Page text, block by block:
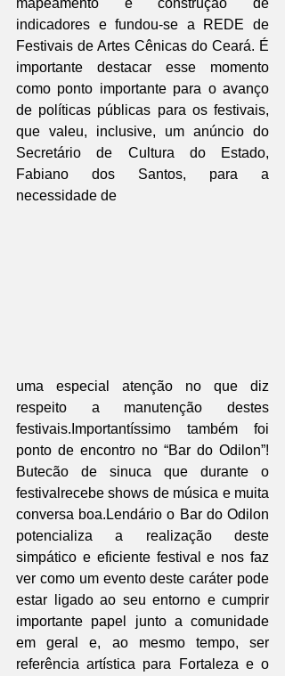
mapeamento e construção de
indicadores e fundou-se a REDE de
Festivais de Artes Cênicas do Ceará. É
importante destacar esse momento
como ponto importante para o avanço
de políticas públicas para os festivais,
que valeu, inclusive, um anúncio do
Secretário de Cultura do Estado,
Fabiano dos Santos, para a
necessidade de
uma especial atenção no que diz
respeito a manutenção destes
festivais.Importantíssimo também foi
ponto de encontro no “Bar do Odilon”!
Butecão de sinuca que durante o
festivalrecebe shows de música e muita
conversa boa.Lendário o Bar do Odilon
potencializa a realização deste
simpático e eficiente festival e nos faz
ver como um evento deste caráter pode
estar ligado ao seu entorno e cumprir
importante papel junto a comunidade
em geral e, ao mesmo tempo, ser
referência artística para Fortaleza e o